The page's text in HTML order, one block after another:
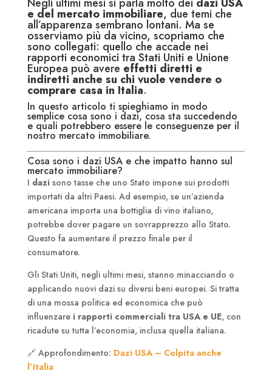
e del mercato immobiliare, due temi che
all’apparenza sembrano lontani. Ma se
osserviamo più da vicino, scopriamo che
sono collegati: quello che accade nei
rapporti economici tra Stati Uniti e Unione
Europea può avere effetti diretti e
indiretti anche su chi vuole vendere o
comprare casa in Italia.
In questo articolo ti spieghiamo in modo
semplice cosa sono i dazi, cosa sta succedendo
e quali potrebbero essere le conseguenze per il
nostro mercato immobiliare.
Cosa sono i dazi USA e che impatto hanno sul
mercato immobiliare?
I dazisono tasse che uno Stato impone sui prodotti
importati da altri Paesi. Ad esempio, se un’azienda
americana importa una bottiglia di vino italiano,
potrebbe dover pagare un sovrapprezzo allo Stato.
Questo fa aumentare il prezzo finale per il
consumatore.
Gli Stati Uniti, negli ultimi mesi, stanno minacciando o
applicando nuovi dazi su diversi beni europei. Si tratta
di una mossa politica ed economica che può
influenzare i rapporti commerciali tra USA e UE, con
ricadute su tutta l’economia, inclusa quella italiana.
🔗 Approfondimento: Dazi USA – Colpita anche
l’Italia